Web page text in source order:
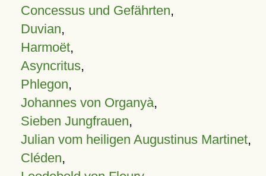
Concessus und Gefährten,
Duvian,
Harmoët,
Asyncritus,
Phlegon,
Johannes von Organyà,
Sieben Jungfrauen,
Julian vom heiligen Augustinus Martinet,
Cléden,